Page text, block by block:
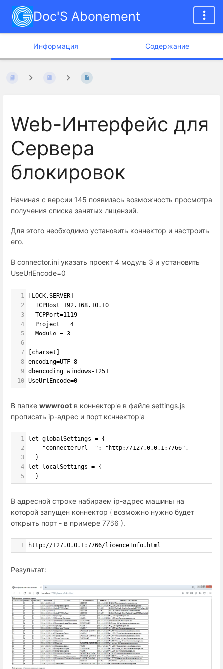
Doc'S Abonement
Информация Содержание
Web-Интерфейс для
Сервера
блокировок
Начиная с версии 145 появилась возможность просмотра
получения списка занятых лицензий.
Для этого необходимо установить коннектор и настроить
его.
В connector.ini указать проект 4 модуль 3 и установить
UseUrlEncode=0
1
[LOCK.SERVER]
2
  TCPHost=192.168.10.10
3
  TCPPort=1119
4
  Project = 4
5
  Module = 3
6
7
[charset]
8 encoding=UTF-8
9 dbencoding=windows-1251
10 UseUrlEncode=0
В папке wwwroot в коннектор'е в файле settings.js
прописать ip-адрес и порт коннектор'а
1
let globalSettings = {
2
    "connecterUrl__": "http://127.0.0.1:7766",
3
  }
4
let localSettings = {
5
  }
В адресной строке набираем ip-адрес машины на
которой запущен коннектор ( возможно нужно будет
открыть порт - в примере 7766 ).
1 http://127.0.0.1:7766/licenceInfo.html
Результат: